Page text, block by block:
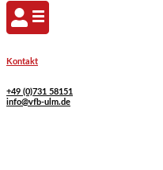
Kontakt
+49 (0)731 58151
info@vfb-ulm.de